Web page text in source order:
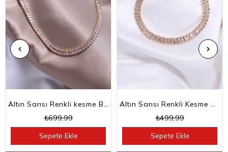
₺699,99
Sepete Ekle
₺499,99
Sepete Ekle